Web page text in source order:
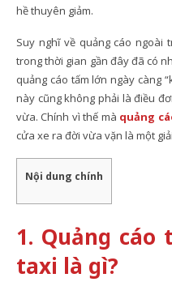
hề thuyên giảm.
Suy nghĩ về quảng cáo ngoài
trong thời gian gần đây đã có
quảng cáo tấm lớn ngày càng
này cũng không phải là điều
vừa. Chính vì thế mà quảng
cửa xe ra đời vừa vặn là một
Nội dung chính
1. Quảng cáo
taxi là gì?